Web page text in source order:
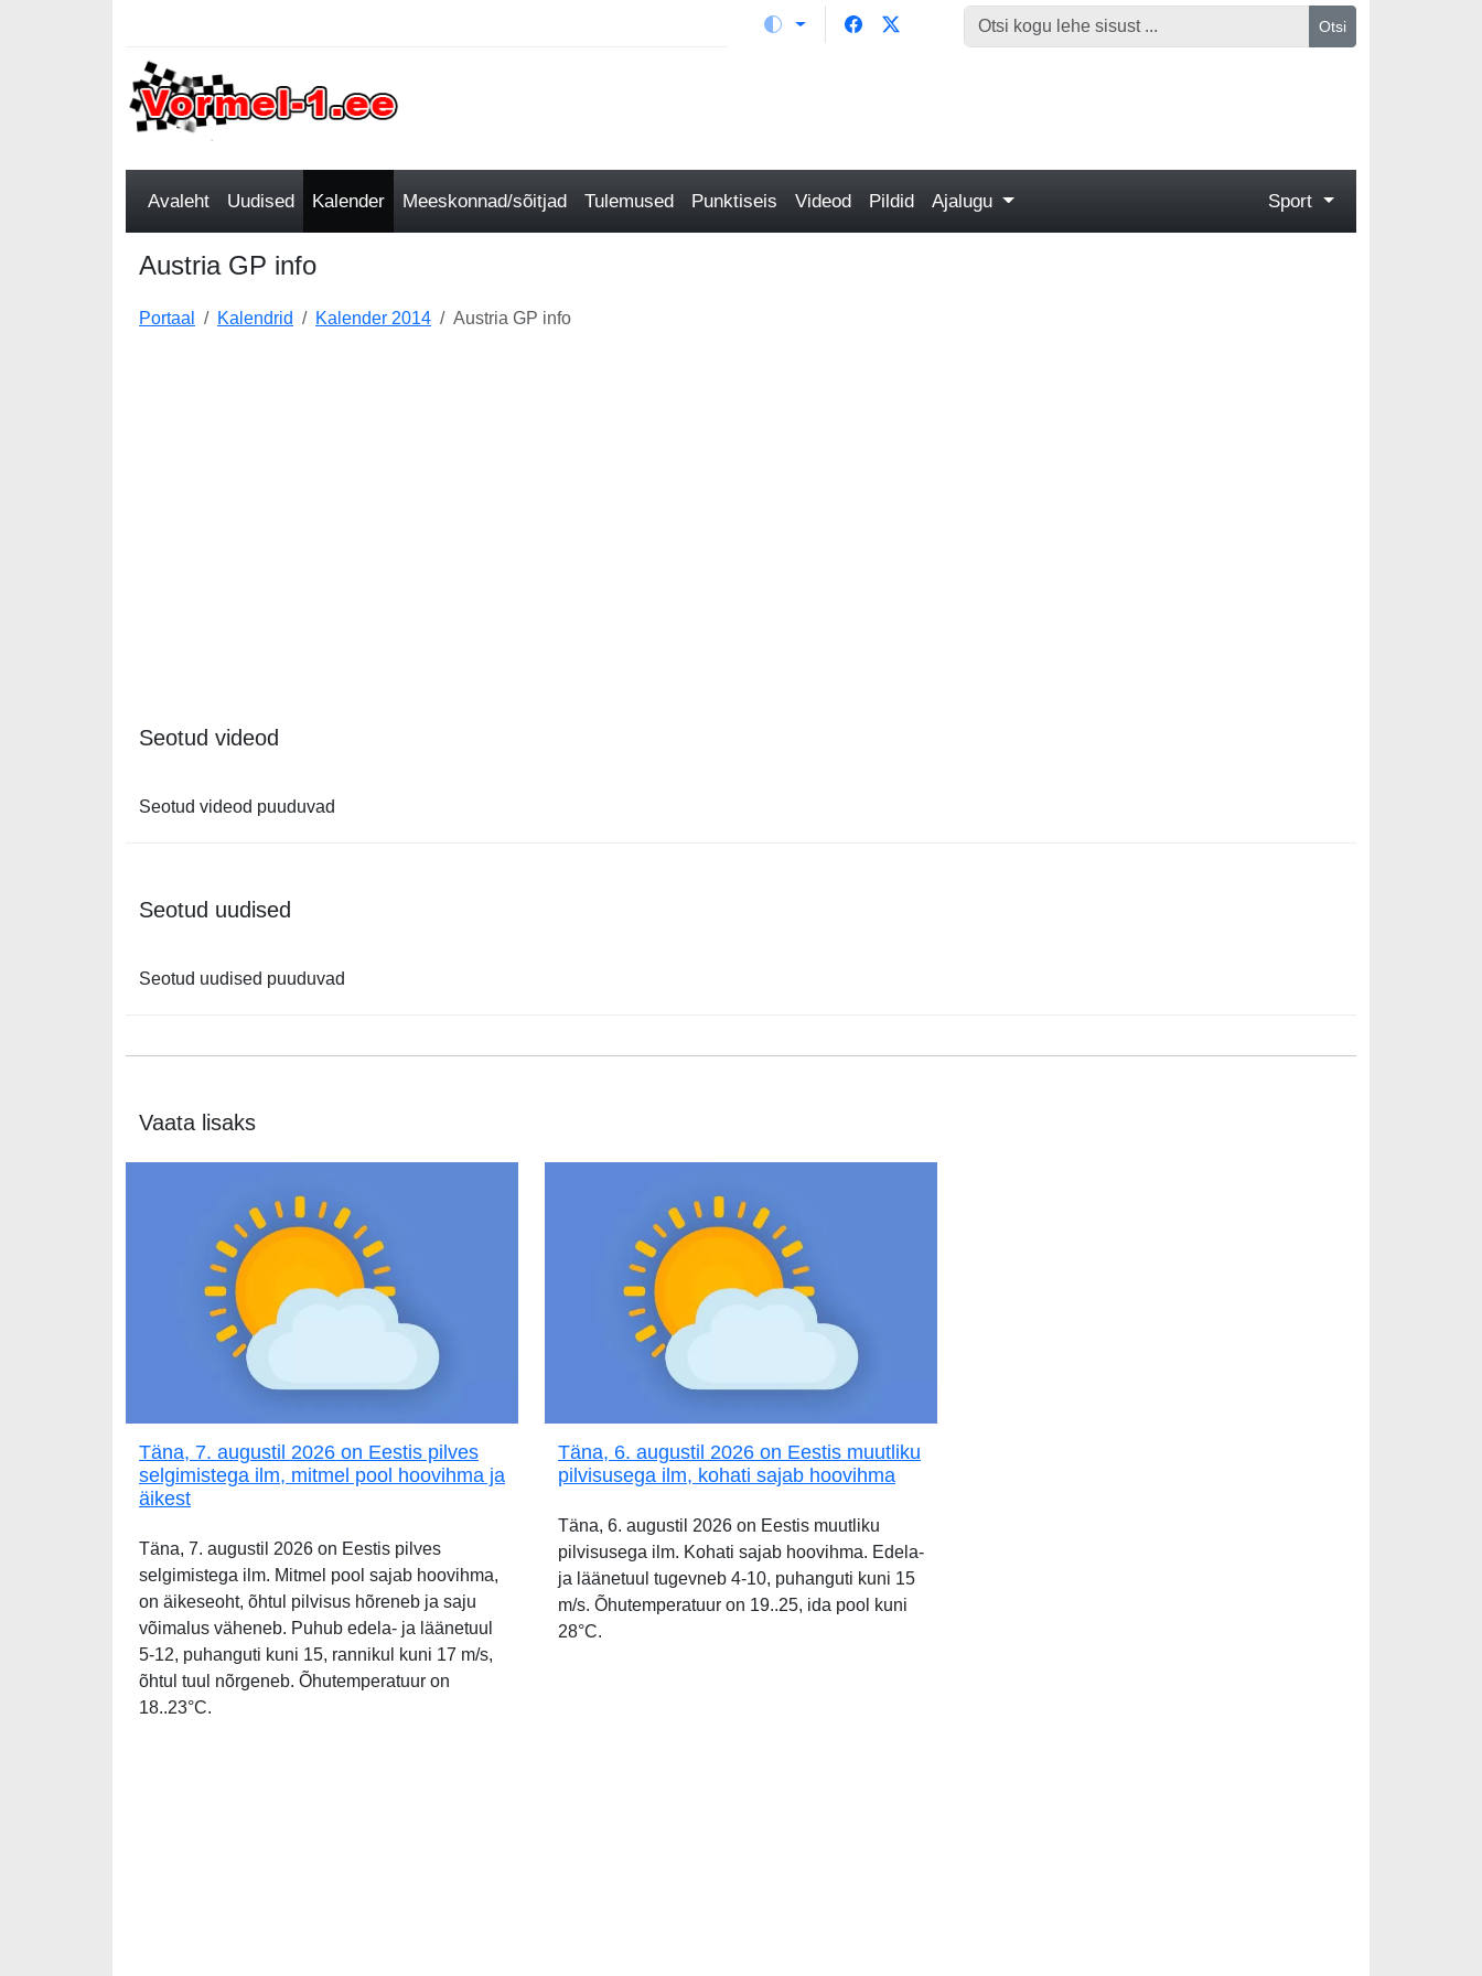
Otsi
Avaleht Uudised Kalender Meeskonnad/sõitjad Tulemused Punktiseis Videod Pildid Ajalugu Sport
Austria GP info
Portaal Kalendrid Kalender 2014 Austria GP info
Seotud videod
Seotud videod puuduvad
Seotud uudised
Seotud uudised puuduvad
Vaata lisaks
Täna, 7. augustil 2026 on Eestis pilves
selgimistega ilm, mitmel pool hoovihma ja
äikest
Täna, 7. augustil 2026 on Eestis pilves
selgimistega ilm. Mitmel pool sajab hoovihma,
on äikeseoht, õhtul pilvisus hõreneb ja saju
võimalus väheneb. Puhub edela- ja läänetuul
5-12, puhanguti kuni 15, rannikul kuni 17 m/s,
õhtul tuul nõrgeneb. Õhutemperatuur on
18..23°C.
Täna, 6. augustil 2026 on Eestis muutliku
pilvisusega ilm, kohati sajab hoovihma
Täna, 6. augustil 2026 on Eestis muutliku
pilvisusega ilm. Kohati sajab hoovihma. Edela-
ja läänetuul tugevneb 4-10, puhanguti kuni 15
m/s. Õhutemperatuur on 19..25, ida pool kuni
28°C.